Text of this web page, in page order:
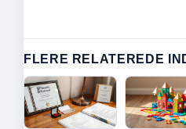
FLERE RELATEREDE